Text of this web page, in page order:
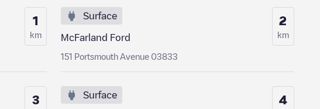
1
km
Surface
McFarland Ford
151 Portsmouth Avenue 03833
2
km
3 Surface 4